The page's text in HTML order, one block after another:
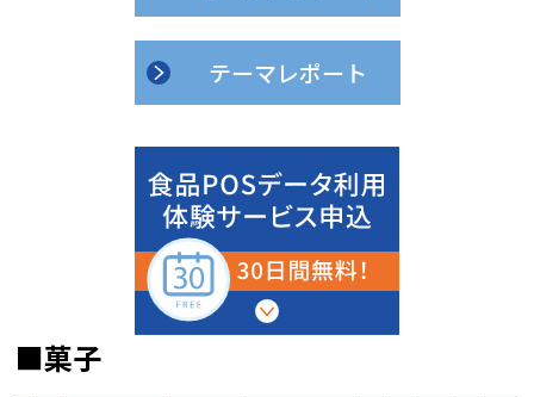
テーマレポート
■菓子